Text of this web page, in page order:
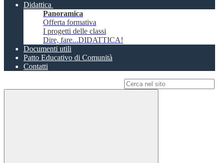
Didattica
Panoramica
Offerta formativa
I progetti delle classi
Dire, fare...DIDATTICA!
Documenti utili
Patto Educativo di Comunità
Contatti